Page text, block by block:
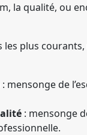
la qualité, ou
les plus
: mensonge de
: mensonge